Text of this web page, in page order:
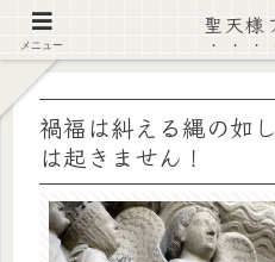
【注意喚起】偽サイト及
禍福は糾える縄の如
は起きません！
メニュー
聖天様